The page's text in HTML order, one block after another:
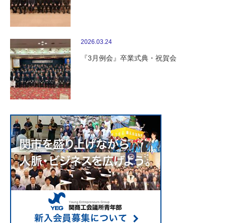
2026.03.24
『3月例会』卒業式典・祝賀会